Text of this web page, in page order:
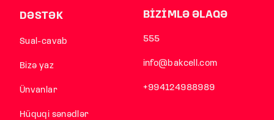
DƏSTƏK
Sual-cavab
Bizə yaz
Ünvanlar
Hüquqi sənədlər
BİZİMLƏ ƏLAQƏ
555
info@bakcell.com
+994124988989